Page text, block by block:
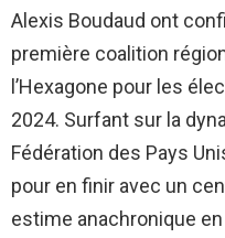
Alexis Boudaud ont
première coalition
l’Hexagone pour les
2024. Surfant sur la
Fédération des Pays
pour en finir avec un
estime anachronique